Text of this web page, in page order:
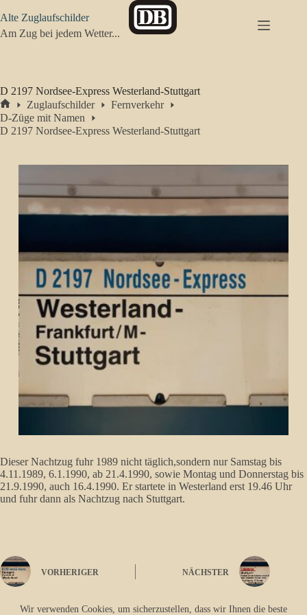
Inhalt
springen
Wir verwenden Cookies, um sicherzustellen, dass wir Ihnen die beste
Alte Zuglaufschilder
Am Zug bei jedem Wetter...
D 2197 Nordsee-Express Westerland-Stuttgart
Start
Zuglaufschilder
Fernverkehr
D-Züge mit Namen
D 2197 Nordsee-Express Westerland-Stuttgart
Dieser Nachtzug fuhr 1989 nicht täglich,sondern nur Samstag bis
4.11.1989, 6.1.1990, ab 21.4.1990, sowie Montag und Donnerstag bis
21.9.1990, auch 16.4.1990. Er startete in Westerland erst 19.46 Uhr
und fuhr dann als Nachtzug nach Stuttgart.
VORHERIGER NÄCHSTER